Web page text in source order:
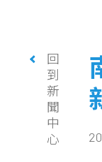
回
到
新
聞
中
心